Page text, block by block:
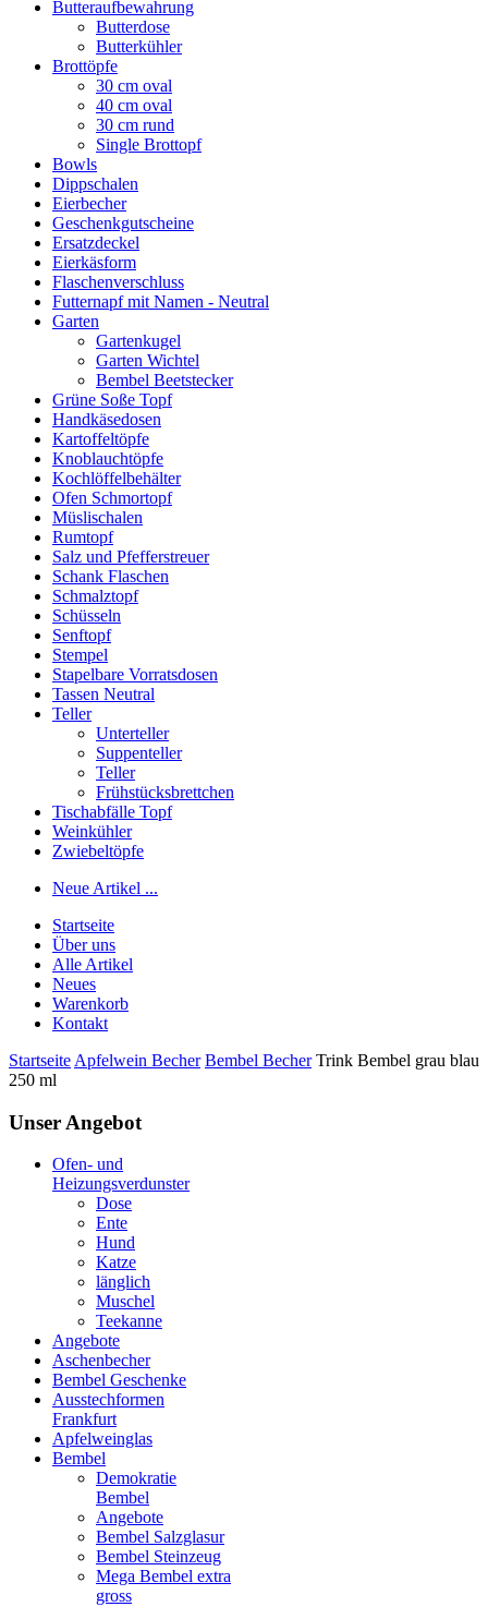
Butteraufbewahrung
Butterdose
Butterkühler
Brottöpfe
30 cm oval
40 cm oval
30 cm rund
Single Brottopf
Bowls
Dippschalen
Eierbecher
Geschenkgutscheine
Ersatzdeckel
Eierkäsform
Flaschenverschluss
Futternapf mit Namen - Neutral
Garten
Gartenkugel
Garten Wichtel
Bembel Beetstecker
Grüne Soße Topf
Handkäsedosen
Kartoffeltöpfe
Knoblauchtöpfe
Kochlöffelbehälter
Ofen Schmortopf
Müslischalen
Rumtopf
Salz und Pfefferstreuer
Schank Flaschen
Schmalztopf
Schüsseln
Senftopf
Stempel
Stapelbare Vorratsdosen
Tassen Neutral
Teller
Unterteller
Suppenteller
Teller
Frühstücksbrettchen
Tischabfälle Topf
Weinkühler
Zwiebeltöpfe
Neue Artikel ...
Startseite
Über uns
Alle Artikel
Neues
Warenkorb
Kontakt
Startseite Apfelwein Becher Bembel BecherTrink Bembel grau blau
250 ml
Unser Angebot
Ofen- und
Heizungsverdunster
Dose
Ente
Hund
Katze
länglich
Muschel
Teekanne
Angebote
Aschenbecher
Bembel Geschenke
Ausstechformen
Frankfurt
Apfelweinglas
Bembel
Demokratie
Bembel
Angebote
Bembel Salzglasur
Bembel Steinzeug
Mega Bembel extra
gross